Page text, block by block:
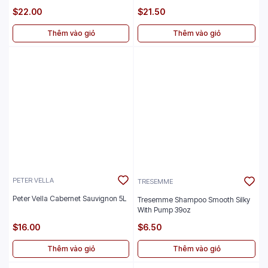
$22.00
Thêm vào giỏ
$21.50
Thêm vào giỏ
PETER VELLA
Peter Vella Cabernet Sauvignon 5L
$16.00
Thêm vào giỏ
TRESEMME
Tresemme Shampoo Smooth Silky
With Pump 39oz
$6.50
Thêm vào giỏ